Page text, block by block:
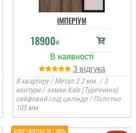
ІМПЕРІУМ
18900₴
3
В квартиру / Метал 2.2 мм. / 3
контури / замки Kale (Туреччина)
сейфовий і під циліндр / Полотно
105 мм.